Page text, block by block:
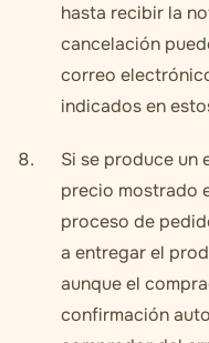
hasta recibir la
cancelación
correo
indicados en
Si se produce un
precio mostrado
proceso de
a entregar el
aunque el
confirmación